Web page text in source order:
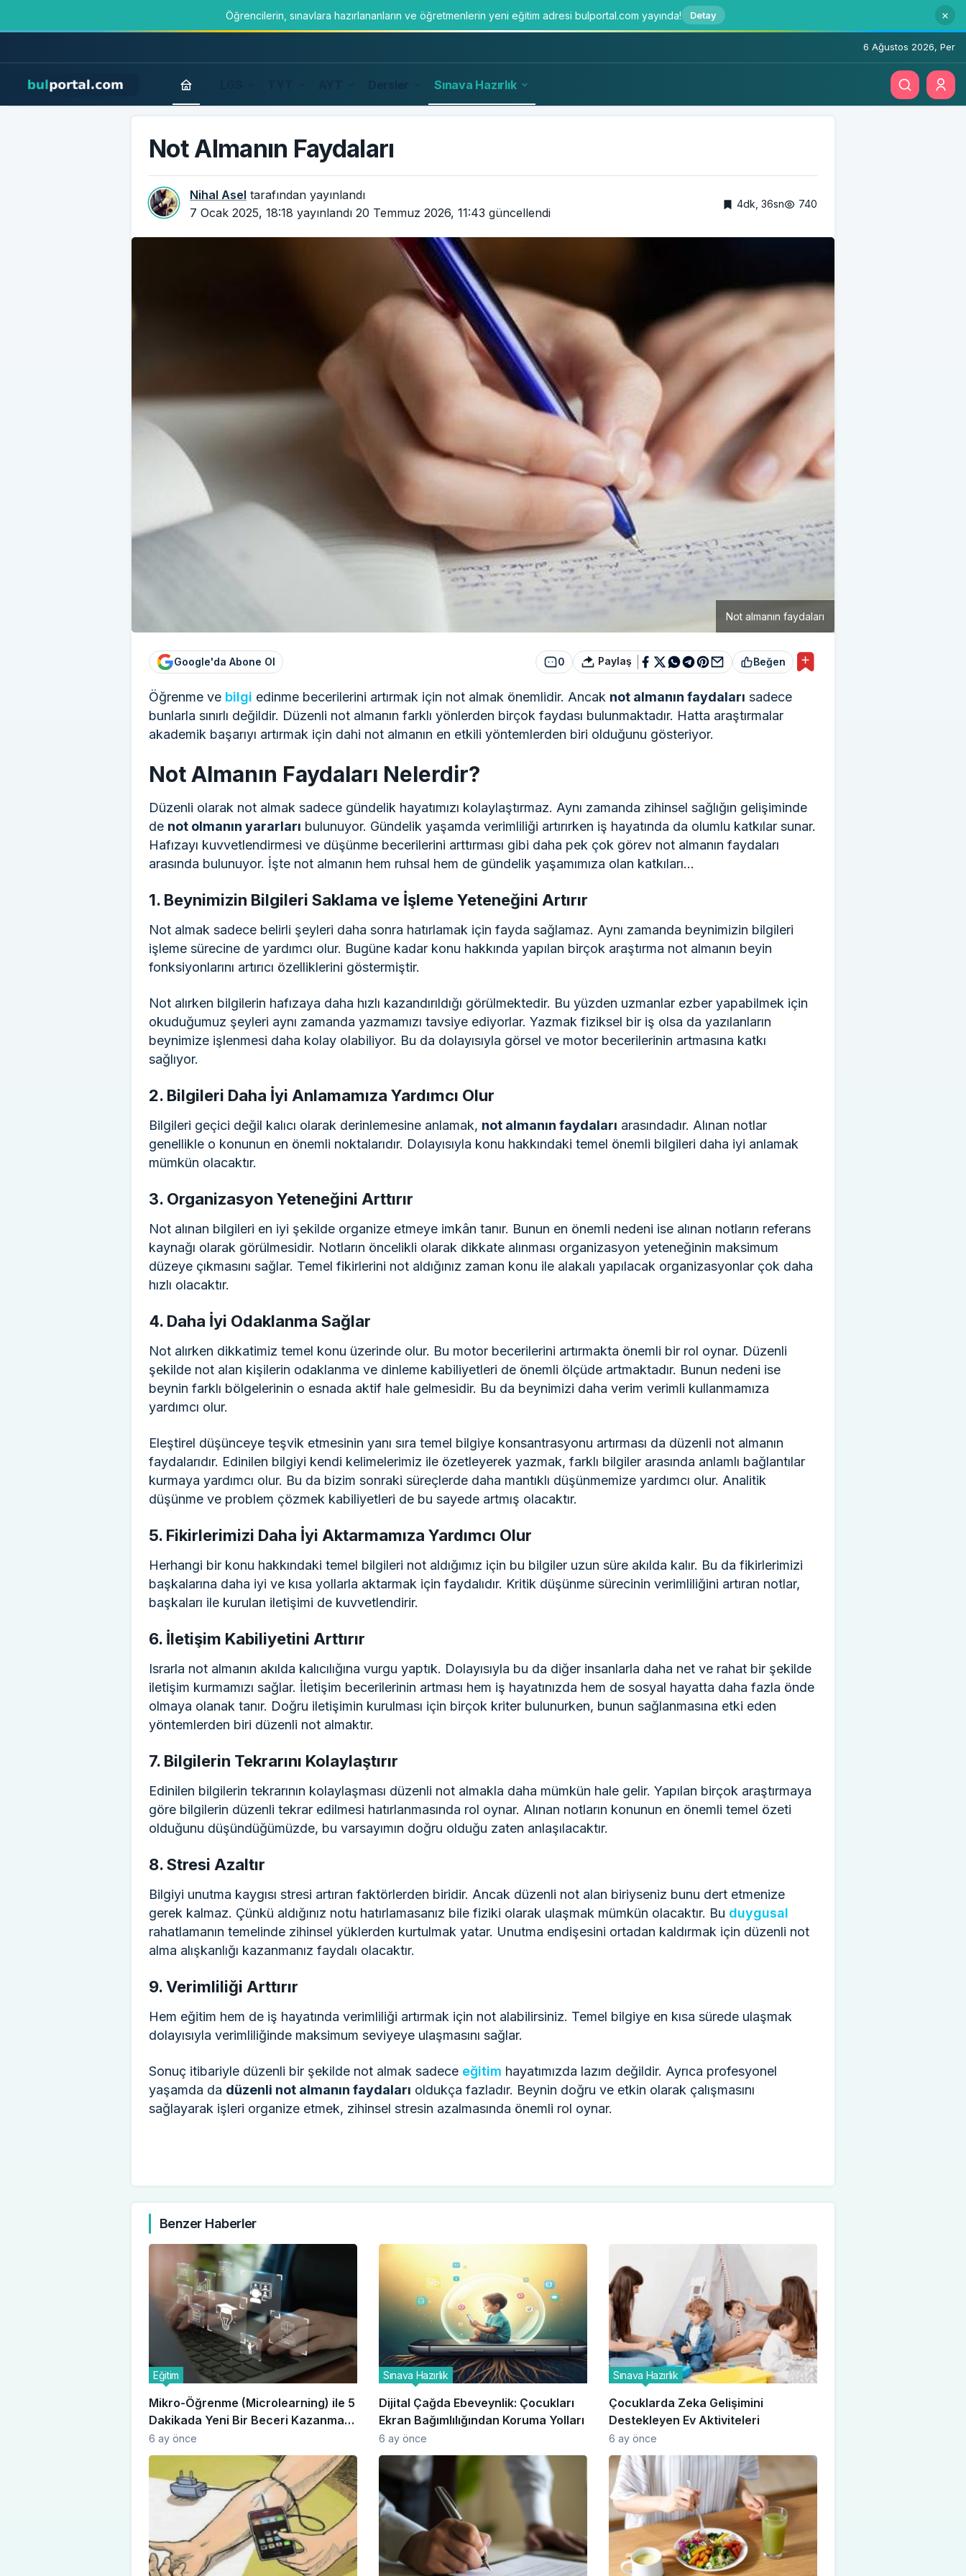
Öğrencilerin, sınavlara hazırlananların ve öğretmenlerin yeni eğitim adresi bulportal.com yayında! Detay
6 Ağustos 2026, Per
Sınava Hazırlık
Not Almanın Faydaları
Nihal Asel tarafından yayınlandı
7 Ocak 2025, 18:18 yayınlandı 20 Temmuz 2026, 11:43 güncellendi
4dk, 36sn 740
Not almanın faydaları
Google'da Abone Ol 0 Paylaş Beğen
Öğrenme ve bilgi edinme becerilerini artırmak için not almak önemlidir. Ancak not almanın faydaları sadece
bunlarla sınırlı değildir. Düzenli not almanın farklı yönlerden birçok faydası bulunmaktadır. Hatta araştırmalar
akademik başarıyı artırmak için dahi not almanın en etkili yöntemlerden biri olduğunu gösteriyor.
Not Almanın Faydaları Nelerdir?
Düzenli olarak not almak sadece gündelik hayatımızı kolaylaştırmaz. Aynı zamanda zihinsel sağlığın gelişiminde
de not olmanın yararları bulunuyor. Gündelik yaşamda verimliliği artırırken iş hayatında da olumlu katkılar sunar.
Hafızayı kuvvetlendirmesi ve düşünme becerilerini arttırması gibi daha pek çok görev not almanın faydaları
arasında bulunuyor. İşte not almanın hem ruhsal hem de gündelik yaşamımıza olan katkıları…
1. Beynimizin Bilgileri Saklama ve İşleme Yeteneğini Artırır
Not almak sadece belirli şeyleri daha sonra hatırlamak için fayda sağlamaz. Aynı zamanda beynimizin bilgileri
işleme sürecine de yardımcı olur. Bugüne kadar konu hakkında yapılan birçok araştırma not almanın beyin
fonksiyonlarını artırıcı özelliklerini göstermiştir.
Not alırken bilgilerin hafızaya daha hızlı kazandırıldığı görülmektedir. Bu yüzden uzmanlar ezber yapabilmek için
okuduğumuz şeyleri aynı zamanda yazmamızı tavsiye ediyorlar. Yazmak fiziksel bir iş olsa da yazılanların
beynimize işlenmesi daha kolay olabiliyor. Bu da dolayısıyla görsel ve motor becerilerinin artmasına katkı
sağlıyor.
2. Bilgileri Daha İyi Anlamamıza Yardımcı Olur
Bilgileri geçici değil kalıcı olarak derinlemesine anlamak, not almanın faydaları arasındadır. Alınan notlar
genellikle o konunun en önemli noktalarıdır. Dolayısıyla konu hakkındaki temel önemli bilgileri daha iyi anlamak
mümkün olacaktır.
3. Organizasyon Yeteneğini Arttırır
Not alınan bilgileri en iyi şekilde organize etmeye imkân tanır. Bunun en önemli nedeni ise alınan notların referans
kaynağı olarak görülmesidir. Notların öncelikli olarak dikkate alınması organizasyon yeteneğinin maksimum
düzeye çıkmasını sağlar. Temel fikirlerini not aldığınız zaman konu ile alakalı yapılacak organizasyonlar çok daha
hızlı olacaktır.
4. Daha İyi Odaklanma Sağlar
Not alırken dikkatimiz temel konu üzerinde olur. Bu motor becerilerini artırmakta önemli bir rol oynar. Düzenli
şekilde not alan kişilerin odaklanma ve dinleme kabiliyetleri de önemli ölçüde artmaktadır. Bunun nedeni ise
beynin farklı bölgelerinin o esnada aktif hale gelmesidir. Bu da beynimizi daha verim verimli kullanmamıza
yardımcı olur.
Eleştirel düşünceye teşvik etmesinin yanı sıra temel bilgiye konsantrasyonu artırması da düzenli not almanın
faydalarıdır. Edinilen bilgiyi kendi kelimelerimiz ile özetleyerek yazmak, farklı bilgiler arasında anlamlı bağlantılar
kurmaya yardımcı olur. Bu da bizim sonraki süreçlerde daha mantıklı düşünmemize yardımcı olur. Analitik
düşünme ve problem çözmek kabiliyetleri de bu sayede artmış olacaktır.
5. Fikirlerimizi Daha İyi Aktarmamıza Yardımcı Olur
Herhangi bir konu hakkındaki temel bilgileri not aldığımız için bu bilgiler uzun süre akılda kalır. Bu da fikirlerimizi
başkalarına daha iyi ve kısa yollarla aktarmak için faydalıdır. Kritik düşünme sürecinin verimliliğini artıran notlar,
başkaları ile kurulan iletişimi de kuvvetlendirir.
6. İletişim Kabiliyetini Arttırır
Israrla not almanın akılda kalıcılığına vurgu yaptık. Dolayısıyla bu da diğer insanlarla daha net ve rahat bir şekilde
iletişim kurmamızı sağlar. İletişim becerilerinin artması hem iş hayatınızda hem de sosyal hayatta daha fazla önde
olmaya olanak tanır. Doğru iletişimin kurulması için birçok kriter bulunurken, bunun sağlanmasına etki eden
yöntemlerden biri düzenli not almaktır.
7. Bilgilerin Tekrarını Kolaylaştırır
Edinilen bilgilerin tekrarının kolaylaşması düzenli not almakla daha mümkün hale gelir. Yapılan birçok araştırmaya
göre bilgilerin düzenli tekrar edilmesi hatırlanmasında rol oynar. Alınan notların konunun en önemli temel özeti
olduğunu düşündüğümüzde, bu varsayımın doğru olduğu zaten anlaşılacaktır.
8. Stresi Azaltır
Bilgiyi unutma kaygısı stresi artıran faktörlerden biridir. Ancak düzenli not alan biriyseniz bunu dert etmenize
gerek kalmaz. Çünkü aldığınız notu hatırlamasanız bile fiziki olarak ulaşmak mümkün olacaktır. Bu duygusal
rahatlamanın temelinde zihinsel yüklerden kurtulmak yatar. Unutma endişesini ortadan kaldırmak için düzenli not
alma alışkanlığı kazanmanız faydalı olacaktır.
9. Verimliliği Arttırır
Hem eğitim hem de iş hayatında verimliliği artırmak için not alabilirsiniz. Temel bilgiye en kısa sürede ulaşmak
dolayısıyla verimliliğinde maksimum seviyeye ulaşmasını sağlar.
Sonuç itibariyle düzenli bir şekilde not almak sadece eğitim hayatımızda lazım değildir. Ayrıca profesyonel
yaşamda da düzenli not almanın faydaları oldukça fazladır. Beynin doğru ve etkin olarak çalışmasını
sağlayarak işleri organize etmek, zihinsel stresin azalmasında önemli rol oynar.
Benzer Haberler
Mikro-Öğrenme (Microlearning) ile 5
Dakikada Yeni Bir Beceri Kazanmak
Mümkün mü?
Eğitim
6 ay önce
Dijital Çağda Ebeveynlik: Çocukları
Ekran Bağımlılığından Koruma Yolları
Sınava Hazırlık
6 ay önce
Çocuklarda Zeka Gelişimini
Destekleyen Ev Aktiviteleri
Sınava Hazırlık
6 ay önce